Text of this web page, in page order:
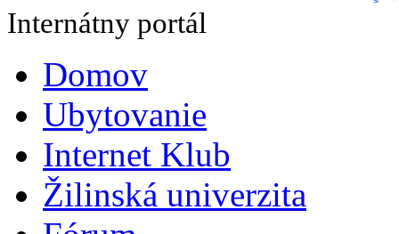
Internátny portál
Domov
Ubytovanie
Internet Klub
Žilinská univerzita